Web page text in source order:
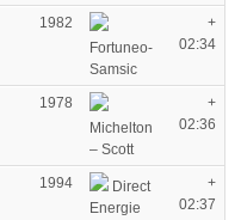
1982
Fortuneo-
Samsic
+
02:34
1978
Michelton
– Scott
+
02:36
1994
Direct
Energie
+
02:37